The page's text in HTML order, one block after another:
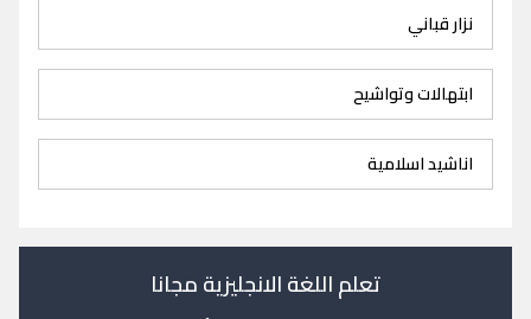
نزار قباني
ابتهالات وتواشيح
اناشيد اسلامية
تعلم اللغة الانجليزية مجانا